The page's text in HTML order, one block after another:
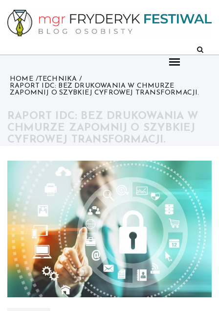
content
HOME
TECHNIKA
RAPORT IDC: BEZ DRUKOWANIA W CHMURZE
ZAPOMNIJ O SZYBKIEJ CYFROWEJ TRANSFORMACJI.
RAPORT IDC: BEZ DRUKOWANIA W
CHMURZE ZAPOMNIJ O SZYBKIEJ
CYFROWEJ TRANSFORMACJI.